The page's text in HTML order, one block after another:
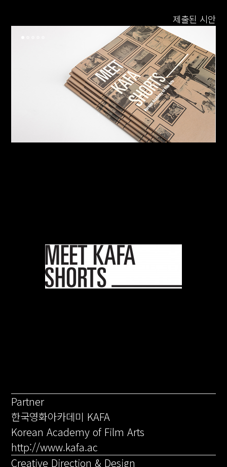
제출된 시안
Partner
한국영화아카데미 KAFA
Korean Academy of Film Arts
http://www.kafa.ac
Creative Direction & Design